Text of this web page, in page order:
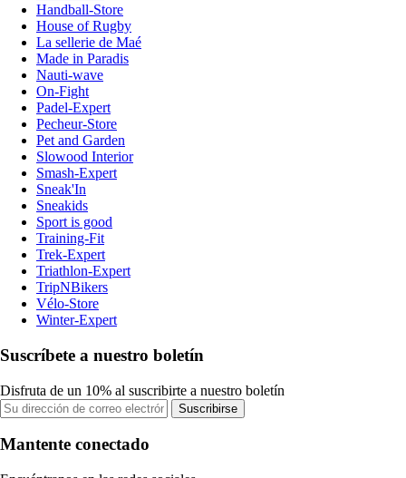
Handball-Store
House of Rugby
La sellerie de Maé
Made in Paradis
Nauti-wave
On-Fight
Padel-Expert
Pecheur-Store
Pet and Garden
Slowood Interior
Smash-Expert
Sneak'In
Sneakids
Sport is good
Training-Fit
Trek-Expert
Triathlon-Expert
TripNBikers
Vélo-Store
Winter-Expert
Suscríbete a nuestro boletín
Disfruta de un 10% al suscribirte a nuestro boletín
Suscribirse
Mantente conectado